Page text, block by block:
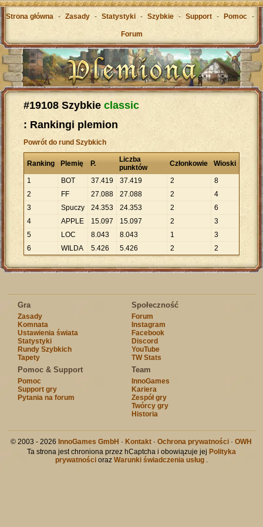
Strona główna - Zasady - Statystyki - Szybkie - Support - Pomoc -
Forum
#19108 Szybkieclassic
: Rankingi plemion
Powrót do rund Szybkich
Ranking Plemię P.
Liczba
punktów
Członkowie Wioski
1 BOT 37.419 37.419 2
8
2
FF 27.088 27.088 2
4
3
Spuczy 24.353 24.353 2
6
4
APPLE 15.097 15.097 2
3
5
LOC 8.043 8.043 1
3
6
WILDA 5.426 5.426 2 2
Gra
Zasady
Komnata
Ustawienia świata
Statystyki
Rundy Szybkich
Tapety
Społeczność
Forum
Instagram
Facebook
Discord
YouTube
TW Stats
Pomoc & Support
Pomoc
Support gry
Pytania na forum
Team
InnoGames
Kariera
Zespół gry
Twórcy gry
Historia
© 2003 - 2026 InnoGames GmbH · Kontakt ·Ochrona prywatności ·OWH
Ta strona jest chroniona przez hCaptcha i obowiązuje jej Polityka
prywatnościoraz Warunki świadczenia usług.